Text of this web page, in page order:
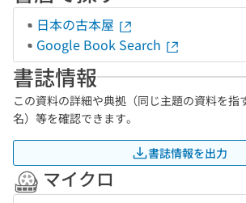
日本の古本屋
Google Book Search
書誌情報
この資料の詳細や典拠（同じ主題の資料を指
名）等を確認できます。
書誌情報を出力
マイクロ